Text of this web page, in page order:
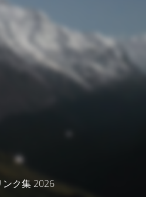
ク集 2026